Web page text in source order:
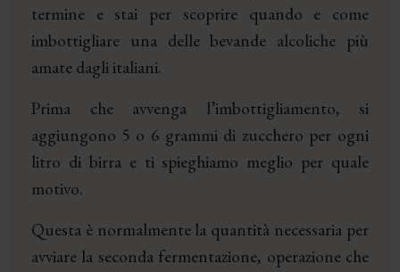
termine e stai per scoprire quando e come
imbottigliare una delle bevande alcoliche più
amate dagli italiani.
Prima che avvenga l’imbottigliamento, si
aggiungono 5 o 6 grammi di zucchero per ogni
litro di birra e ti spieghiamo meglio per quale
motivo.
Questa è normalmente la quantità necessaria per
avviare la seconda fermentazione, operazione che